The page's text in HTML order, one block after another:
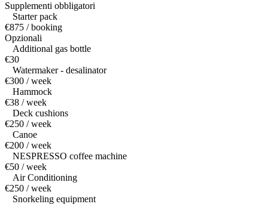
Supplementi obbligatori
Starter pack
€875 / booking
Opzionali
Additional gas bottle
€30
Watermaker - desalinator
€300 / week
Hammock
€38 / week
Deck cushions
€250 / week
Canoe
€200 / week
NESPRESSO coffee machine
€50 / week
Air Conditioning
€250 / week
Snorkeling equipment